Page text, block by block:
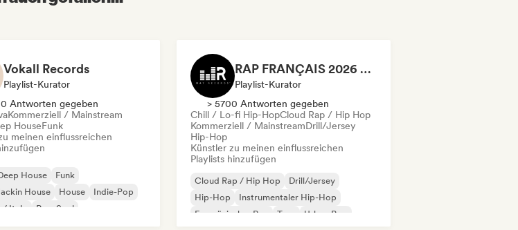
Vokall Records
Playlist-Kurator
Antworten gegeben
Kommerziell / Mainstream
HouseFunk
meinen einflussreichen
House
Funk
House
House
Indie-Pop
Italo
Pop-Soul
RAP FRANÇAIS 2026 🔥🇫🇷 (Way Records)
Playlist-Kurator
> 5700 Antworten gegeben
Chill / Lo-fi Hip-HopCloud Rap / Hip Hop
Kommerziell / MainstreamDrill/Jersey
Hip-Hop
Künstler zu meinen einflussreichen
Playlists hinzufügen
Cloud Rap / Hip Hop
Drill/Jersey
Hip-Hop
Instrumentaler Hip-Hop
Französischer Rap
Trap
Urban Pop